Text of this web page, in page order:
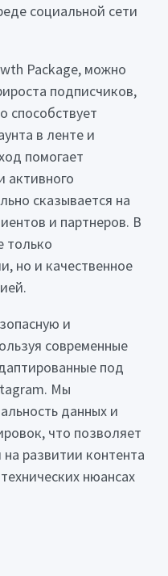
социальной сети
Package, можно
подписчиков,
способствует
в ленте и
помогает
активного
сказывается на
и партнеров. В
только
но и качественное
и
современные
под
Мы
данных и
что позволяет
развитии контента
нюансах